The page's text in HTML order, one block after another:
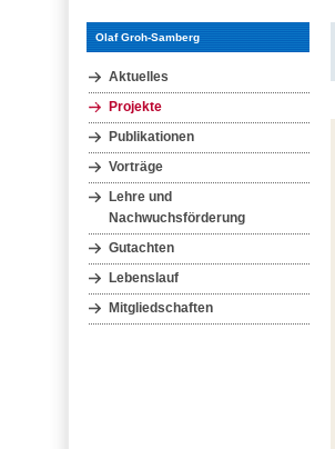
Olaf Groh-Samberg
Aktuelles
Projekte
Publikationen
Vorträge
Lehre und
Nachwuchsförderung
Gutachten
Lebenslauf
Mitgliedschaften